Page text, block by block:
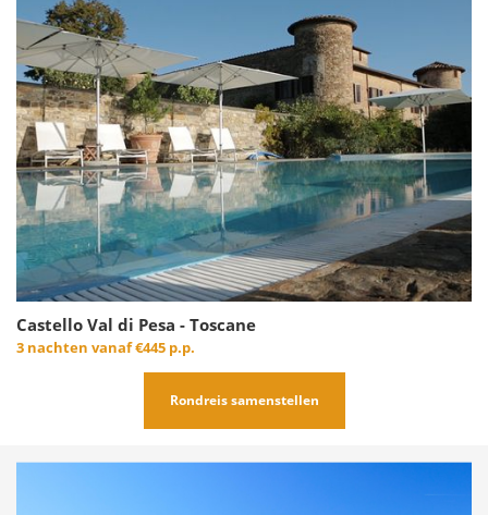
Castello Val di Pesa - Toscane
3 nachten vanaf€445 p.p.
Rondreis samenstellen